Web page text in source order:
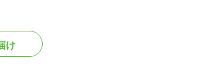
け